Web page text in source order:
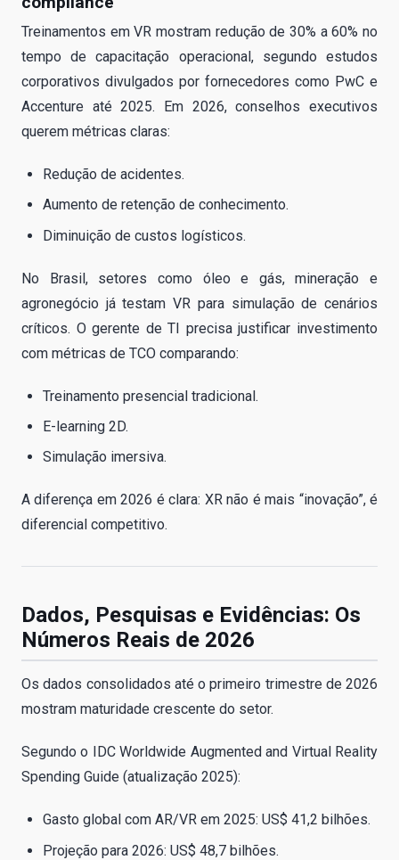
Treinamentos em VR mostram redução de 30% a 60% no
tempo de capacitação operacional, segundo estudos
corporativos divulgados por fornecedores como PwC e
Accenture até 2025. Em 2026, conselhos executivos
querem métricas claras:
Redução de acidentes.
Aumento de retenção de conhecimento.
Diminuição de custos logísticos.
No Brasil, setores como óleo e gás, mineração e
agronegócio já testam VR para simulação de cenários
críticos. O gerente de TI precisa justificar investimento
com métricas de TCO comparando:
Treinamento presencial tradicional.
E-learning 2D.
Simulação imersiva.
A diferença em 2026 é clara: XR não é mais “inovação”, é
diferencial competitivo.
Dados, Pesquisas e Evidências: Os
Números Reais de 2026
Os dados consolidados até o primeiro trimestre de 2026
mostram maturidade crescente do setor.
Segundo o IDC Worldwide Augmented and Virtual Reality
Spending Guide (atualização 2025):
Gasto global com AR/VR em 2025: US$ 41,2 bilhões.
Projeção para 2026: US$ 48,7 bilhões.